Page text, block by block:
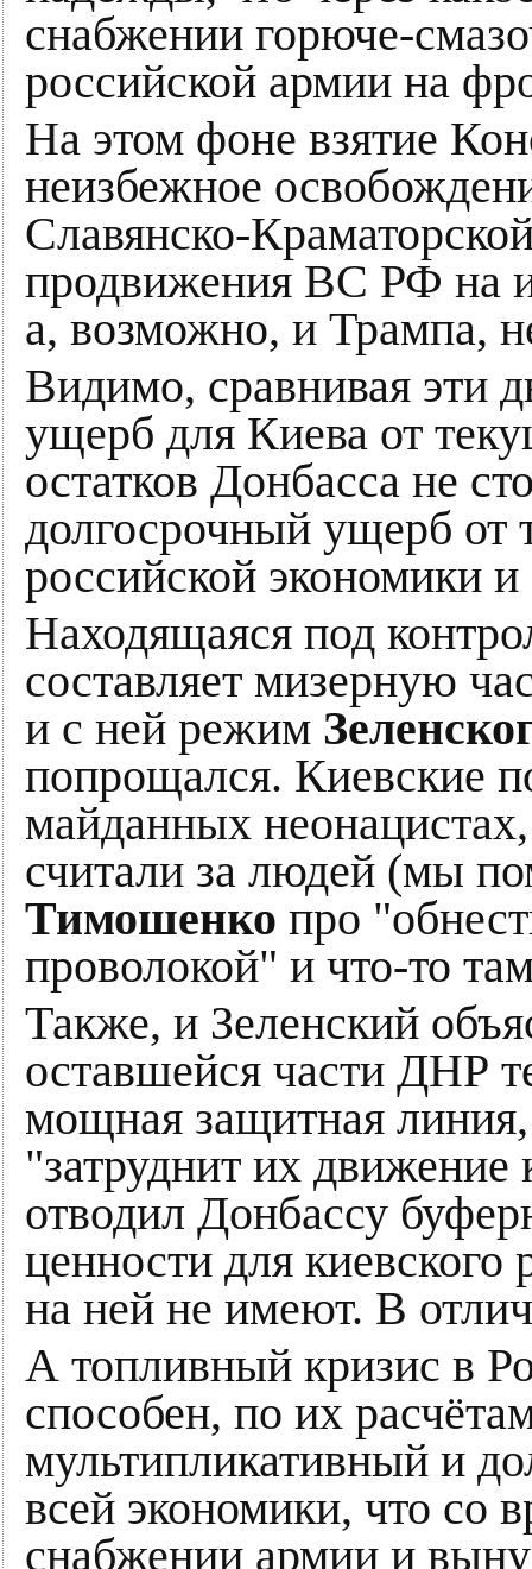
снабжении горюче-
российской армии на
На этом фоне взятие
неизбежное
Славянско-
продвижения ВС РФ на
а, возможно, и Трампа,
Видимо, сравнивая эти
ущерб для Киева от
остатков Донбасса не
долгосрочный ущерб от
российской экономики
Находящаяся под
составляет мизерную
и с ней режим
попрощался. Киевские
майданных
считали за людей (мы
Тимошенко про
проволокой" и что-то
Также, и Зеленский
оставшейся части ДНР
мощная защитная
"затруднит их
отводил Донбассу
ценности для
на ней не имеют. В
А топливный кризис в
способен, по их
мультипликативный и
всей экономики, что со
снабжении армии и